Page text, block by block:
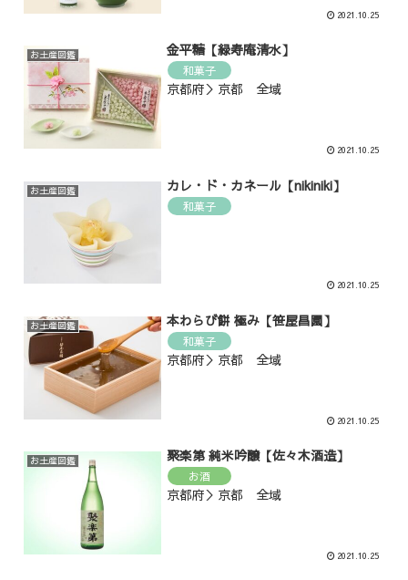
2021.10.25
お土産図鑑 金平糖【緑寿庵清水】
和菓子
京都府＞京都 全域
2021.10.25
お土産図鑑 カレ・ド・カネール【nikiniki】
和菓子
2021.10.25
お土産図鑑 本わらび餅 極み【笹屋昌園】
和菓子
京都府＞京都 全域
2021.10.25
お土産図鑑 聚楽第 純米吟醸【佐々木酒造】
お酒
京都府＞京都 全域
2021.10.25